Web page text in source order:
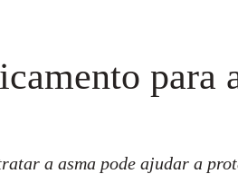
para
a asma pode ajudar a